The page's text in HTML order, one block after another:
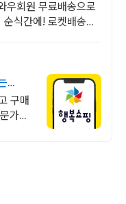
우회원 무료배송으로
식간에! 로켓배송으
구매
가의